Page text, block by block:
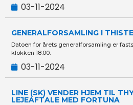
03-11-2024
GENERALFORSAMLING I
Datoen for årets generalforsamling er
klokken 18.00.
03-11-2024
LINE (SK) VENDER HJEM TIL
LEJEAFTALE MED FORTUNA